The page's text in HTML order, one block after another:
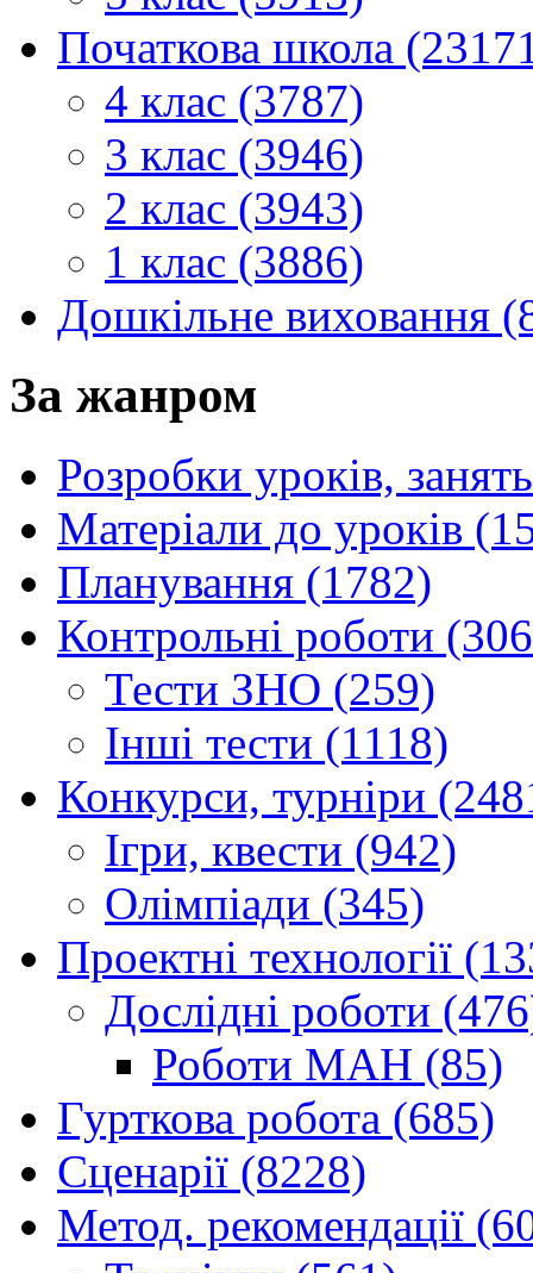
Початкова школа
4 клас (3787)
3 клас (3946)
2 клас (3943)
1 клас (3886)
Дошкільне виховання
За жанром
Розробки уроків,
Матеріали до уроків
Планування (1782)
Контрольні роботи
Тести ЗНО (259)
Інші тести (1118)
Конкурси, турніри
Ігри, квести (942)
Олімпіади (345)
Проектні технології
Дослідні роботи
Роботи МАН (85)
Гурткова робота (685)
Сценарії (8228)
Метод. рекомендації